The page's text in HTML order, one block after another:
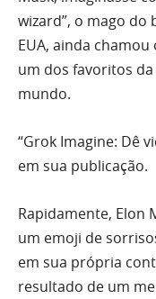
wizard”, o mago do
EUA, ainda
um dos favoritos
mundo.
“Grok Imagine: Dê
em sua publicação.
Rapidamente, Elon
um emoji de
em sua própria
resultado de um